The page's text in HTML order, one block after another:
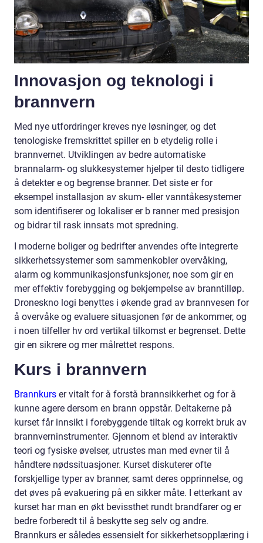
Innovasjon og teknologi i
brannvern
Med nye utfordringer kreves nye løsninger, og det
tenologiske fremskrittet spiller en b etydelig rolle i
brannvernet. Utviklingen av bedre automatiske
brannalarm- og slukkesystemer hjelper til desto tidligere
å detekter e og begrense branner. Det siste er for
eksempel installasjon av skum- eller vanntåkesystemer
som identifiserer og lokaliser er b ranner med presisjon
og bidrar til rask innsats mot spredning.
I moderne boliger og bedrifter anvendes ofte integrerte
sikkerhetssystemer som sammenkobler overvåking,
alarm og kommunikasjonsfunksjoner, noe som gir en
mer effektiv forebygging og bekjempelse av branntilløp.
Droneskno logi benyttes i økende grad av brannvesen for
å overvåke og evaluere situasjonen før de ankommer, og
i noen tilfeller hv ord vertikal tilkomst er begrenset. Dette
gir en sikrere og mer målrettet respons.
Kurs i brannvern
Brannkurs er vitalt for å forstå brannsikkerhet og for å
kunne agere dersom en brann oppstår. Deltakerne på
kurset får innsikt i forebyggende tiltak og korrekt bruk av
brannverninstrumenter. Gjennom et blend av interaktiv
teori og fysiske øvelser, utrustes man med evner til å
håndtere nødssituasjoner. Kurset diskuterer ofte
forskjellige typer av branner, samt deres opprinnelse, og
det øves på evakuering på en sikker måte. I etterkant av
kurset har man en økt bevissthet rundt brandfarer og er
bedre forberedt til å beskytte seg selv og andre.
Brannkurs er således essensielt for sikkerhetsopplæring i